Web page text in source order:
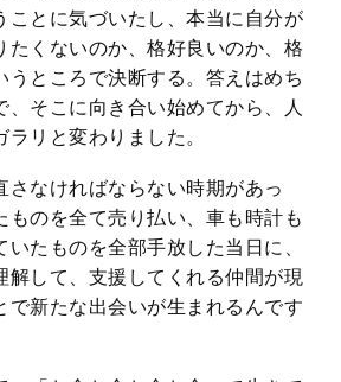
ことに気づいたし、本当に自分が
たくないのか、格好良いのか、格
うところで決断する。答えはめち
、そこに向き合い始めてから、人
ラリと変わりました。
さなければならない時期があっ
ものを全て売り払い、車も時計も
たものを全部手放した当日に、
解して、支援してくれる仲間が現
で新たな出会いが生まれるんです